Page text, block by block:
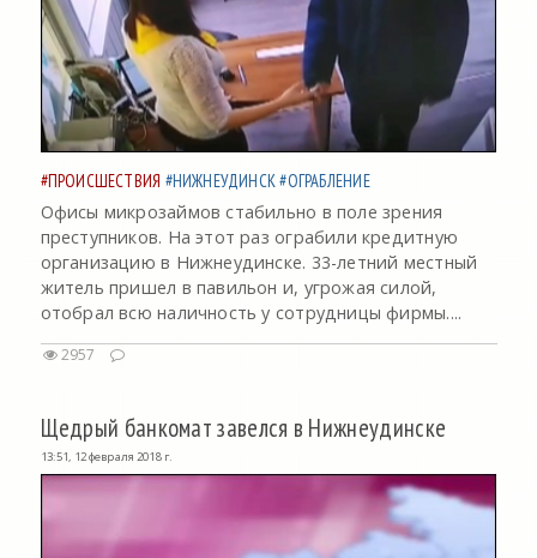
#ПРОИСШЕСТВИЯ #НИЖНЕУДИНСК #ОГРАБЛЕНИЕ
Офисы микрозаймов стабильно в поле зрения
преступников. На этот раз ограбили кредитную
организацию в Нижнеудинске. 33-летний местный
житель пришел в павильон и, угрожая силой,
отобрал всю наличность у сотрудницы фирмы....
2957
Щедрый банкомат завелся в Нижнеудинске
13:51, 12 февраля 2018 г.